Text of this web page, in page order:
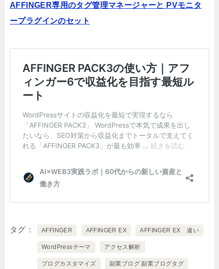
AFFINGER専用のタグ管理マネージャーと PVモニタ
ープラグインのセット
タグ AFFINGER AFFINGER EX AFFINGER EX 違い
WordPressテーマ アクセス解析
ブログカスタマイズ 副業ブログ 副業ブログタグ